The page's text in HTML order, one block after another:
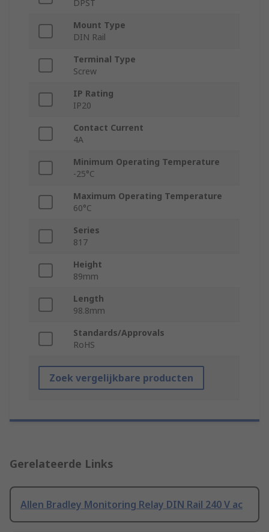
DPST
Mount Type
DIN Rail
Terminal Type
Screw
IP Rating
IP20
Contact Current
4A
Minimum Operating Temperature
-25°C
Maximum Operating Temperature
60°C
Series
817
Height
89mm
Length
98.8mm
Standards/Approvals
RoHS
Zoek vergelijkbare producten
Gerelateerde Links
Allen Bradley Monitoring Relay DIN Rail 240 V ac